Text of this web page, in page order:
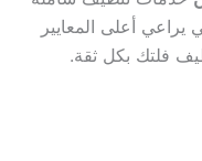
أعلى المعايير
فلتك بكل ثقة.